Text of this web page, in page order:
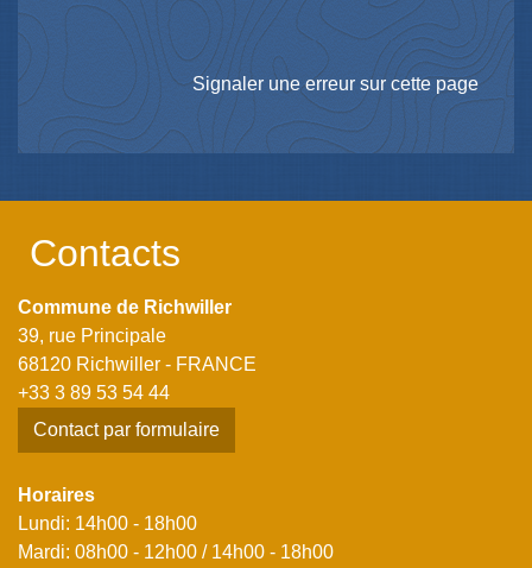
Signaler une erreur sur cette page
Contacts
Commune de Richwiller
39, rue Principale
68120 Richwiller - FRANCE
+33 3 89 53 54 44
Contact par formulaire
Horaires
Lundi: 14h00 - 18h00
Mardi: 08h00 - 12h00 / 14h00 - 18h00